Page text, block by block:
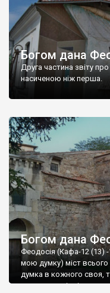
Богом дана
Друга частина звіту
насиченою ніж перша.
Богом дана
Феодосія (Кафа-12 (13) -
мою думку) міст
думка в кожного своя,
запрошую відвідати це